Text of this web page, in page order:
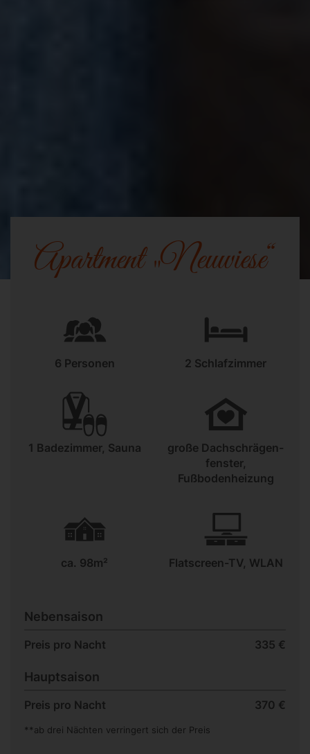
Apartment „Neuwiese“
6 Personen 2 Schlafzimmer
1 Badezimmer, Sauna
große Dachschrägen-
fenster,
Fußbodenheizung
ca. 98m² Flatscreen-TV, WLAN
Nebensaison
Preis pro Nacht 335 €
Hauptsaison
Preis pro Nacht 370 €
**ab drei Nächten verringert sich der Preis